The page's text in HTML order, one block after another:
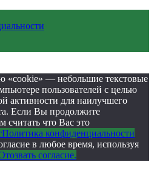
«cookie» — небольшие текстовые
пользователей с целью
активности для наилучшего
Если Вы продолжите
считать что Вас это
Политика конфиденциальности
в любое время, используя
согласие.